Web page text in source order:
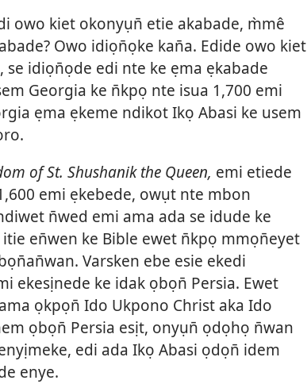
owo kiet okonyụn̄ etie akabade, m̀mê
Owo idiọn̄ọke kan̄a. Edide owo kiet
idiọn̄ọde edi nte ke ẹma ẹkabade
Georgia ke n̄kpọ nte isua 1,700 emi
ẹma ẹkeme ndikot Ikọ Abasi ke usem
of St. Shushanik the Queen, emi etiede
emi ẹkebede, owụt nte mbon
n̄wed emi ama ada se idude ke
en̄wen ke Bible ewet n̄kpọ mmọn̄eyet
Varsken ebe esie ekedi
ekesịnede ke idak ọbọn̄ Persia. Ewet
ọkpọn̄ Ido Ukpono Christ aka Ido
ọbọn̄ Persia esịt, onyụn̄ ọdọhọ n̄wan
edi ada Ikọ Abasi ọdọn̄ idem
enye.